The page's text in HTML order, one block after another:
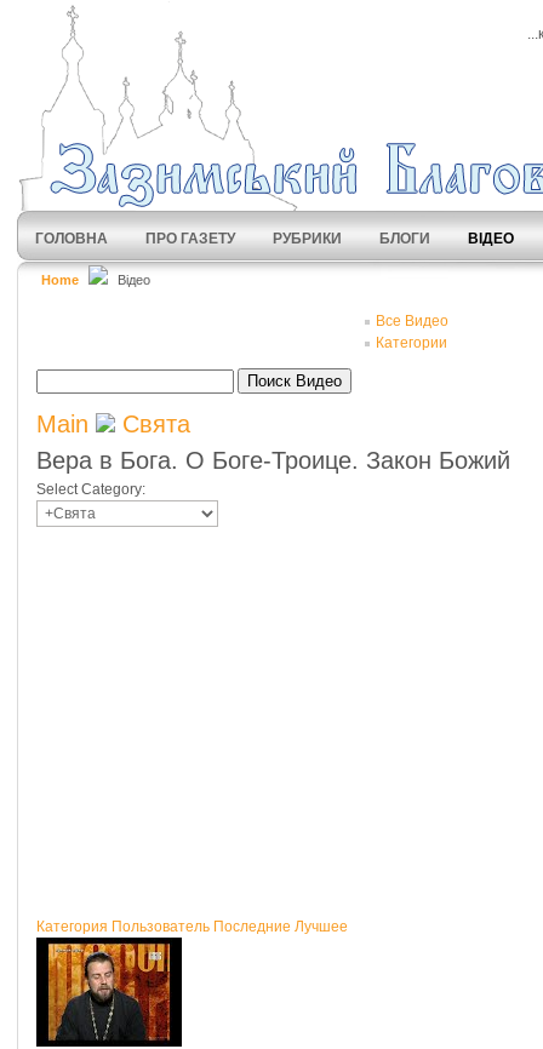
ГОЛОВНА ПРО ГАЗЕТУ РУБРИКИ БЛОГИ ВІДЕО
Home Відео
Все Видео
Категории
Поиск Видео
Main
Свята
Вера в Бога. О Боге-Троице. Закон Божий
Select Category:
Категория Пользователь Последние Лучшее